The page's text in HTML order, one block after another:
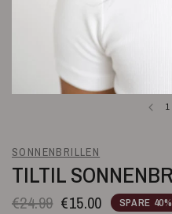
1
SONNENBRILLEN
TILTIL
€24.99 €15.00 SPARE 40%